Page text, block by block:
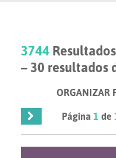
3744
– 30 resultados
ORGANIZAR
Página1 de